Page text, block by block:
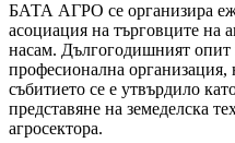
БАТА АГРО се организира
асоциация на търговците на
насам. Дългогодишният опит
професионална
събитието се е утвърдило
представяне на земеделска
агросектора.